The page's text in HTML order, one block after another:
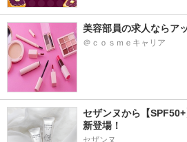
美容部員の求人ならア
＠ｃｏｓｍｅキャリア
セザンヌから【
新登場！
セザンヌ